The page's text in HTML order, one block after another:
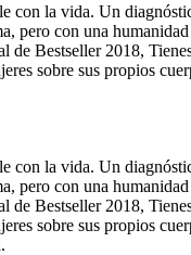
con la vida. Un
pero con una
Bestseller 2018,
sobre sus propios
con la vida. Un
pero con una
Bestseller 2018,
sobre sus propios